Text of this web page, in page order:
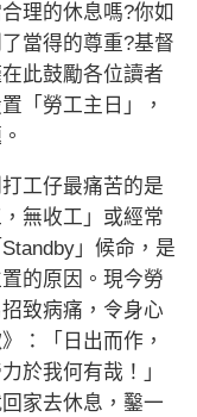
理的休息嗎?你如
當得的尊重?基督
此鼓勵各位讀者
「勞工主日」，
工仔最痛苦的是
無收工」或經常
」候命，是
的原因。現今勞
致病痛，令身心
：「日出而作，
於我何有哉！」
家去休息，鑿一